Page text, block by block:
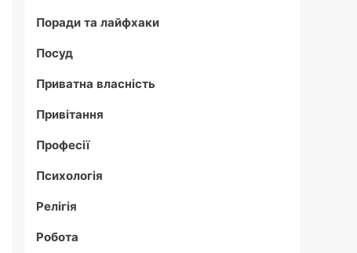
Поради та лайфхаки
Посуд
Приватна власність
Привітання
Професії
Психологія
Релігія
Робота